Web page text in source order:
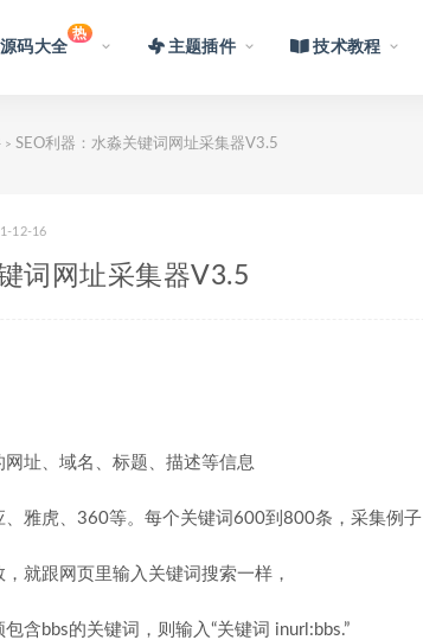
源码大全
热
主题插件 技术教程
> SEO利器：水淼关键词网址采集器V3.5
12-16
词网址采集器V3.5
址、域名、标题、描述等信息
、雅虎、360等。每个关键词600到800条，采集例子
就跟网页里输入关键词搜索一样，
含bbs的关键词，则输入“关键词 inurl:bbs.”